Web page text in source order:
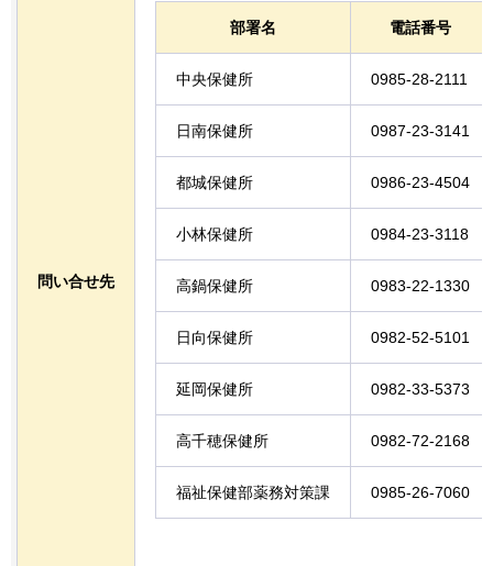
問い合せ先
部署名 電話番号
中央保健所 0985-28-2111
日南保健所 0987-23-3141
都城保健所 0986-23-4504
小林保健所 0984-23-3118
高鍋保健所 0983-22-1330
日向保健所 0982-52-5101
延岡保健所 0982-33-5373
高千穂保健所 0982-72-2168
福祉保健部薬務対策課 0985-26-7060